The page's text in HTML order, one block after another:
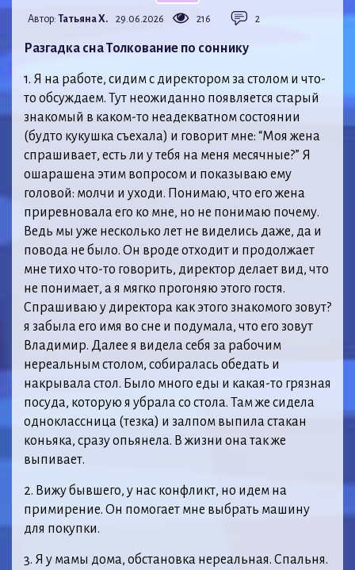
Автор: Татьяна Х. 29.06.2026 216 2
Разгадка сна Толкование по соннику
1. Я на работе, сидим с директором за столом и что-
то обсуждаем. Тут неожиданно появляется старый
знакомый в каком-то неадекватном состоянии
(будто кукушка съехала) и говорит мне: “Моя жена
спрашивает, есть ли у тебя на меня месячные?” Я
ошарашена этим вопросом и показываю ему
головой: молчи и уходи. Понимаю, что его жена
приревновала его ко мне, но не понимаю почему.
Ведь мы уже несколько лет не виделись даже, да и
повода не было. Он вроде отходит и продолжает
мне тихо что-то говорить, директор делает вид, что
не понимает, а я мягко прогоняю этого гостя.
Спрашиваю у директора как этого знакомого зовут?
я забыла его имя во сне и подумала, что его зовут
Владимир. Далее я видела себя за рабочим
нереальным столом, собиралась обедать и
накрывала стол. Было много еды и какая-то грязная
посуда, которую я убрала со стола. Там же сидела
одноклассница (тезка) и залпом выпила стакан
коньяка, сразу опьянела. В жизни она так же
выпивает.
2. Вижу бывшего, у нас конфликт, но идем на
примирение. Он помогает мне выбрать машину
для покупки.
3. Я у мамы дома, обстановка нереальная. Спальня.